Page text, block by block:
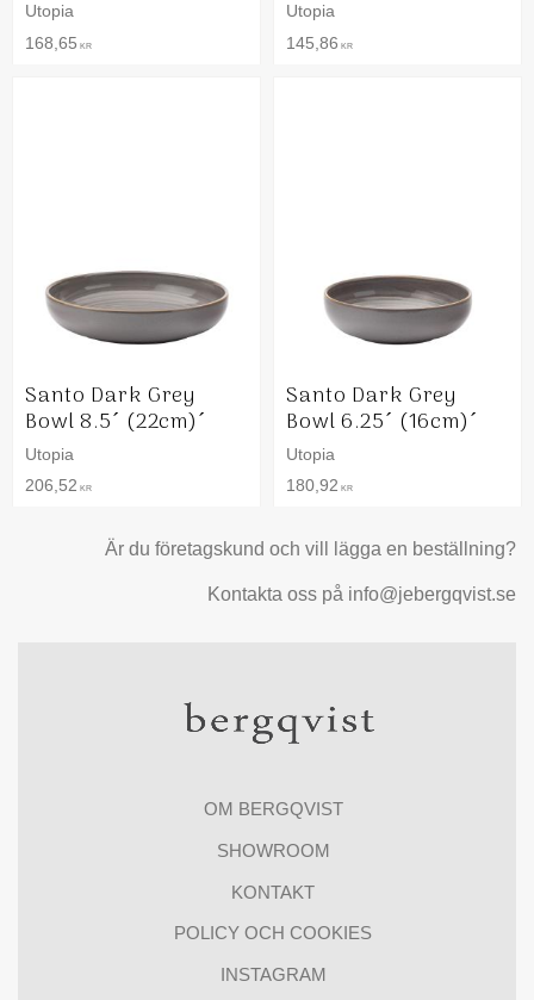
Utopia
168,65 KR
Utopia
145,86 KR
Santo Dark Grey
Bowl 8.5´ (22cm)´
Utopia
206,52 KR
Santo Dark Grey
Bowl 6.25´ (16cm)´
Utopia
180,92 KR
Är du företagskund och vill lägga en beställning?
Kontakta oss på info@jebergqvist.se
OM BERGQVIST
SHOWROOM
KONTAKT
POLICY OCH COOKIES
INSTAGRAM